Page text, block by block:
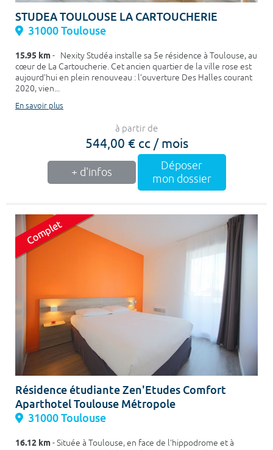
STUDEA TOULOUSE LA CARTOUCHERIE
31000 Toulouse
15.95 km- Nexity Studéa installe sa 5e résidence à Toulouse, au
cœur de La Cartoucherie. Cet ancien quartier de la ville rose est
aujourd’hui en plein renouveau : l’ouverture Des Halles courant
2020, vien...
En savoir plus
à partir de
544,00 € cc / mois
+ d'infos
Déposer
mon dossier
Résidence étudiante Zen'Etudes Comfort
Aparthotel Toulouse Métropole
31000 Toulouse
16.12 km- Située à Toulouse, en face de l'hippodrome et à